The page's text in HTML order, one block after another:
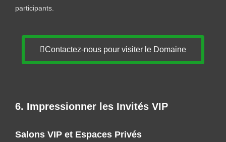
participants.
Contactez-nous pour visiter le Domaine
6. Impressionner les Invités VIP
Salons VIP et Espaces Privés